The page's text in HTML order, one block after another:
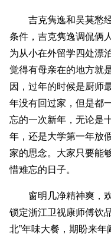
吉克隽逸和吴莫愁经
条件，吉克隽逸调侃俩
为从小在外留学四处漂
觉得有母亲在的地方就
因，过年的时候是厨师
年没有回过家，但是都
忘的一次新年，无论是
年，还是大学第一年放
家的思念。大家只要能
惜难忘的日子。
窗明几净精神爽，欢
锁定浙江卫视康师傅饮
北”年味大餐，期盼来年